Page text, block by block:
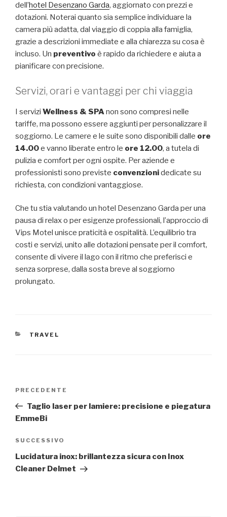
dell’hotel Desenzano Garda, aggiornato con prezzi e
dotazioni. Noterai quanto sia semplice individuare la
camera più adatta, dal viaggio di coppia alla famiglia,
grazie a descrizioni immediate e alla chiarezza su cosa è
incluso. Un preventivo è rapido da richiedere e aiuta a
pianificare con precisione.
Servizi, orari e vantaggi per chi viaggia
I servizi Wellness & SPAnon sono compresi nelle
tariffe, ma possono essere aggiunti per personalizzare il
soggiorno. Le camere e le suite sono disponibili dalle ore
14.00e vanno liberate entro le ore 12.00, a tutela di
pulizia e comfort per ogni ospite. Per aziende e
professionisti sono previste convenzionidedicate su
richiesta, con condizioni vantaggiose.
Che tu stia valutando un hotel Desenzano Garda per una
pausa di relax o per esigenze professionali, l’approccio di
Vips Motel unisce praticità e ospitalità. L’equilibrio tra
costi e servizi, unito alle dotazioni pensate per il comfort,
consente di vivere il lago con il ritmo che preferisci e
senza sorprese, dalla sosta breve al soggiorno
prolungato.
CATEGORIE
TRAVEL
Articolo
precedente:
PRECEDENTE
Taglio laser per lamiere: precisione e piegatura
EmmeBi
Articolo
successivo
SUCCESSIVO
Lucidatura inox: brillantezza sicura con Inox
Cleaner Delmet